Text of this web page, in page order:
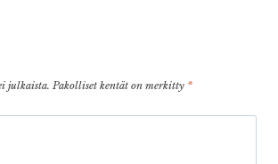
julkaista. Pakolliset kentät on merkitty *